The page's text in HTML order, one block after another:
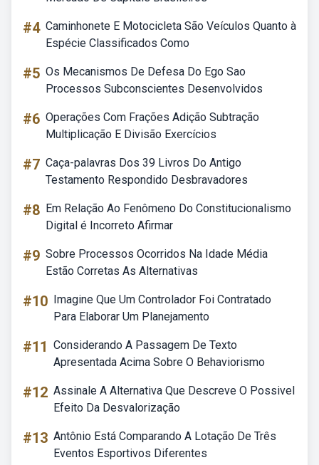
#4 Caminhonete E Motocicleta São Veículos Quanto à
Espécie Classificados Como
#5 Os Mecanismos De Defesa Do Ego Sao
Processos Subconscientes Desenvolvidos
#6 Operações Com Frações Adição Subtração
Multiplicação E Divisão Exercícios
#7 Caça-palavras Dos 39 Livros Do Antigo
Testamento Respondido Desbravadores
#8 Em Relação Ao Fenômeno Do Constitucionalismo
Digital é Incorreto Afirmar
#9 Sobre Processos Ocorridos Na Idade Média
Estão Corretas As Alternativas
#10 Imagine Que Um Controlador Foi Contratado
Para Elaborar Um Planejamento
#11 Considerando A Passagem De Texto
Apresentada Acima Sobre O Behaviorismo
#12 Assinale A Alternativa Que Descreve O Possivel
Efeito Da Desvalorização
#13 Antônio Está Comparando A Lotação De Três
Eventos Esportivos Diferentes